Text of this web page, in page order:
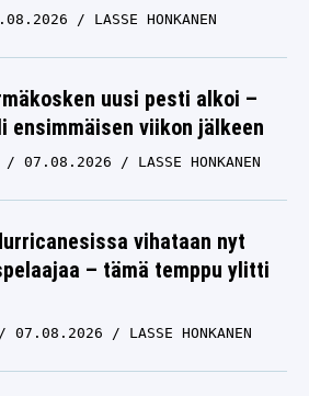
LASSE HONKANEN
uusi pesti alkoi –
ensimmäisen viikon jälkeen
07.08.2026 LASSE HONKANEN
vihataan nyt
– tämä temppu ylitti
07.08.2026 LASSE HONKANEN